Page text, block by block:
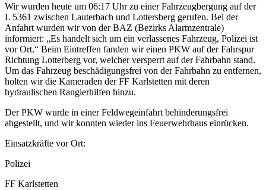
Wir wurden heute um 06:17 Uhr zu einer Fahrzeugbergung auf der
L 5361 zwischen Lauterbach und Lottersberg gerufen. Bei der
Anfahrt wurden wir von der BAZ (Bezirks Alarmzentrale)
informiert: „Es handelt sich um ein verlassenes Fahrzeug, Polizei ist
vor Ort.“ Beim Eintreffen fanden wir einen PKW auf der Fahrspur
Richtung Lotterberg vor, welcher versperrt auf der Fahrbahn stand.
Um das Fahrzeug beschädigungsfrei von der Fahrbahn zu entfernen,
holten wir die Kameraden der FF Karlstetten mit deren
hydraulischen Rangierhilfen hinzu.
Der PKW wurde in einer Feldwegeinfahrt behinderungsfrei
abgestellt, und wir konnten wieder ins Feuerwehrhaus einrücken.
Einsatzkräfte vor Ort:
Polizei
FF Karlstetten